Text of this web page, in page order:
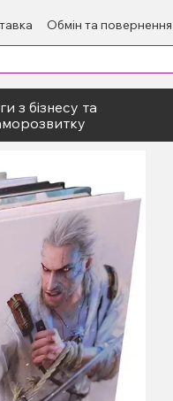
Обмін та повернення
Публічний договір
з бізнесу та